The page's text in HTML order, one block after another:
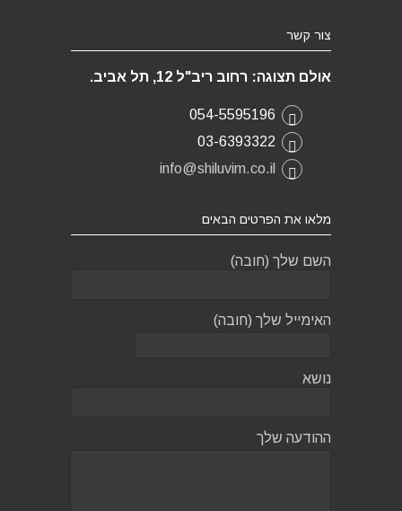
צור קשר
אולם תצוגה: רחוב ריב"ל 12, תל אביב.
054-5595196
03-6393322
info@shiluvim.co.il
מלאו את הפרטים הבאים
השם שלך (חובה)
האימייל שלך (חובה)
נושא
ההודעה שלך